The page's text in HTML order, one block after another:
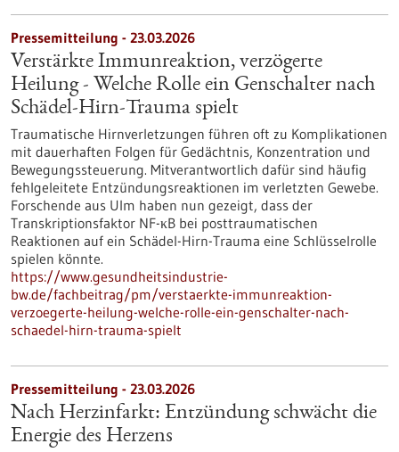
Pressemitteilung - 23.03.2026
Verstärkte Immunreaktion, verzögerte
Heilung - Welche Rolle ein Genschalter nach
Schädel-Hirn-Trauma spielt
Traumatische Hirnverletzungen führen oft zu Komplikationen
mit dauerhaften Folgen für Gedächtnis, Konzentration und
Bewegungssteuerung. Mitverantwortlich dafür sind häufig
fehlgeleitete Entzündungsreaktionen im verletzten Gewebe.
Forschende aus Ulm haben nun gezeigt, dass der
Transkriptionsfaktor NF-κB bei posttraumatischen
Reaktionen auf ein Schädel-Hirn-Trauma eine Schlüsselrolle
spielen könnte.
https://www.gesundheitsindustrie-
bw.de/fachbeitrag/pm/verstaerkte-immunreaktion-
verzoegerte-heilung-welche-rolle-ein-genschalter-nach-
schaedel-hirn-trauma-spielt
Pressemitteilung - 23.03.2026
Nach Herzinfarkt: Entzündung schwächt die
Energie des Herzens